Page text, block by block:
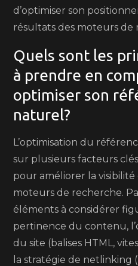
d’optimiser son
résultats des moteurs de
Quels sont les
à prendre en
optimiser son
naturel?
L’optimisation du
sur plusieurs facteurs
pour améliorer la visibilité
moteurs de recherche.
éléments à considérer
pertinence du contenu,
du site (balises HTML,
la stratégie de netlinking